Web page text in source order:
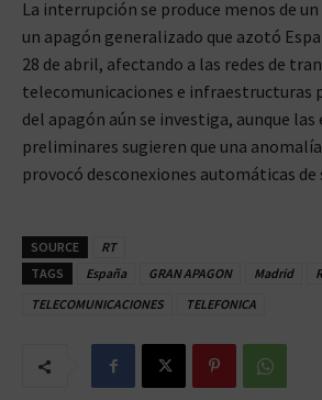
La interrupción se produce menos de un
un apagón generalizado que azotó
28 de abril, afectando a las redes de
telecomunicaciones e infraestructuras
del apagón aún se investiga, aunque las
preliminares sugieren que una
provocó desconexiones automáticas de
SOURCE
RT
TAGS
España GRAN APAGON Madrid
TELECOMUNICACIONES
TELEFONICA